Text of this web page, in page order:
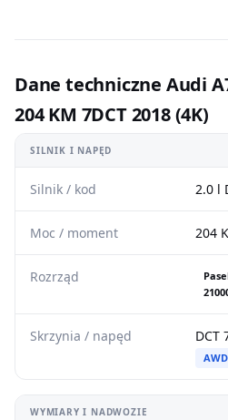
Dane techniczne Audi
204 KM 7DCT 2018 (4K)
SILNIK I NAPĘD
Silnik / kod 2.0 l
Moc / moment 204
Rozrząd
Skrzynia / napęd DCT
AWD
WYMIARY I NADWOZIE